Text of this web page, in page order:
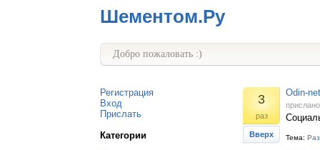
Шементом.Ру
Добро пожаловать :)
Регистрация
Вход
Прислать
Категории
3
раз
Вверх
Odin-
Тема: